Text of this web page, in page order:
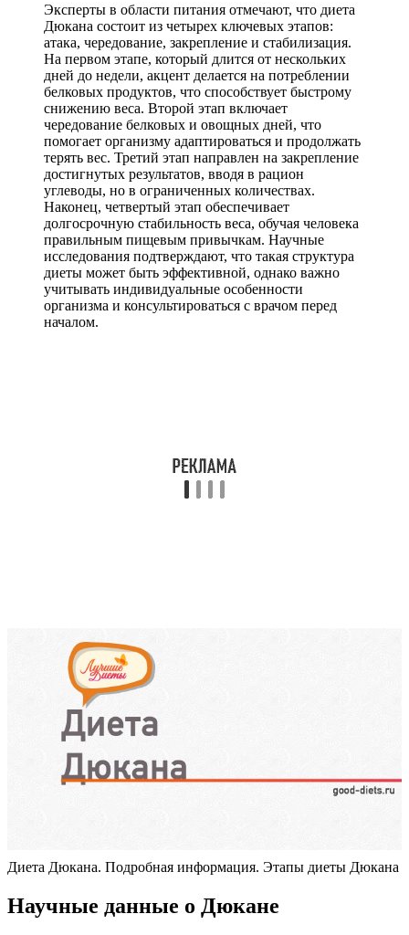
Эксперты в области питания отмечают, что диета
Дюкана состоит из четырех ключевых этапов:
атака, чередование, закрепление и стабилизация.
На первом этапе, который длится от нескольких
дней до недели, акцент делается на потреблении
белковых продуктов, что способствует быстрому
снижению веса. Второй этап включает
чередование белковых и овощных дней, что
помогает организму адаптироваться и продолжать
терять вес. Третий этап направлен на закрепление
достигнутых результатов, вводя в рацион
углеводы, но в ограниченных количествах.
Наконец, четвертый этап обеспечивает
долгосрочную стабильность веса, обучая человека
правильным пищевым привычкам. Научные
исследования подтверждают, что такая структура
диеты может быть эффективной, однако важно
учитывать индивидуальные особенности
организма и консультироваться с врачом перед
началом.
Диета Дюкана. Подробная информация. Этапы диеты Дюкана
Научные данные о Дюкане